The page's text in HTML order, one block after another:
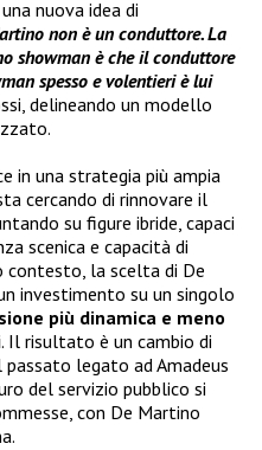
nuova idea di
non è un conduttore. La
showman è che il conduttore
spesso e volentieri è lui
delineando un modello
in una strategia più ampia
cercando di rinnovare il
su figure ibride, capaci
scenica e capacità di
contesto, la scelta di De
investimento su un singolo
più dinamica e meno
. Il risultato è un cambio di
legato ad Amadeus
del servizio pubblico si
con De Martino